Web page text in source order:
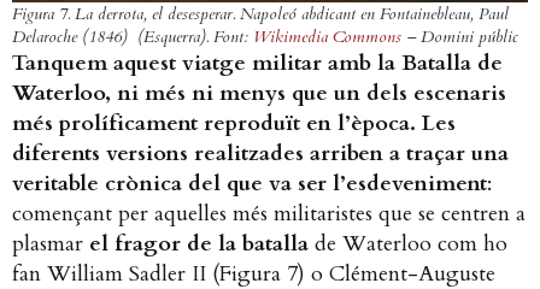
Figura 7. La derrota, el desesperar. Napoleó abdicant en Fontainebleau, Paul
Delaroche (1846) (Esquerra). Font: Wikimedia Commons – Domini públic
Tanquem aquest viatge militar amb la Batalla de
Waterloo, ni més ni menys que un dels escenaris
més prolíficament reproduït en l’època. Les
diferents versions realitzades arriben a traçar una
veritable crònica del que va ser l’esdeveniment:
començant per aquelles més militaristes que se centren a
plasmar el fragor de la batalla de Waterloo com ho
fan William Sadler II (Figura 7) o Clément-Auguste